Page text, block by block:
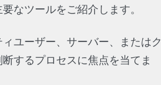
なツールをご紹介します。
ユーザー、サーバー、またはク
するプロセスに焦点を当てま